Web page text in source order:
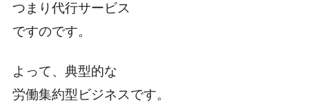
つまり代行サービス
ですのです。
よって、典型的な
労働集約型ビジネスです。